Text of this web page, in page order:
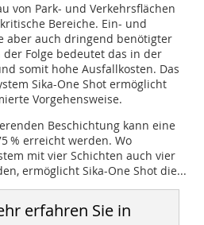
von Park- und Verkehrsflächen
Bereiche. Ein- und
aber auch dringend benötigter
Folge bedeutet das in der
somit hohe Ausfallkosten. Das
Sika-One Shot ermöglicht
Vorgehensweise.
Beschichtung kann eine
% erreicht werden. Wo
mit vier Schichten auch vier
ermöglicht Sika-One Shot die...
erfahren Sie in